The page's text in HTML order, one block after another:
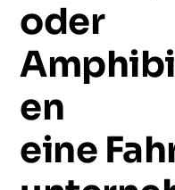
oder
en
eine